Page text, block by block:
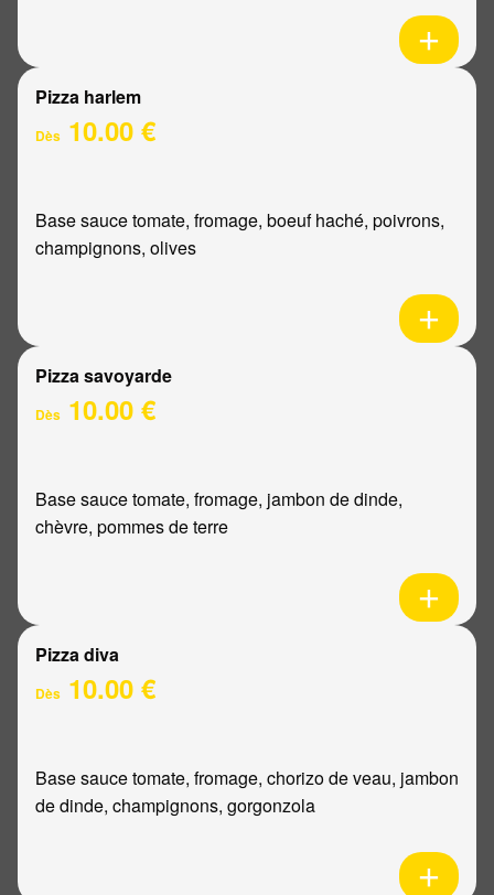
Pizza harlem
Dès 10.00 €
Base sauce tomate, fromage, boeuf haché, poivrons,
champignons, olives
Pizza savoyarde
Dès 10.00 €
Base sauce tomate, fromage, jambon de dinde,
chèvre, pommes de terre
Pizza diva
Dès 10.00 €
Base sauce tomate, fromage, chorizo de veau, jambon
de dinde, champignons, gorgonzola